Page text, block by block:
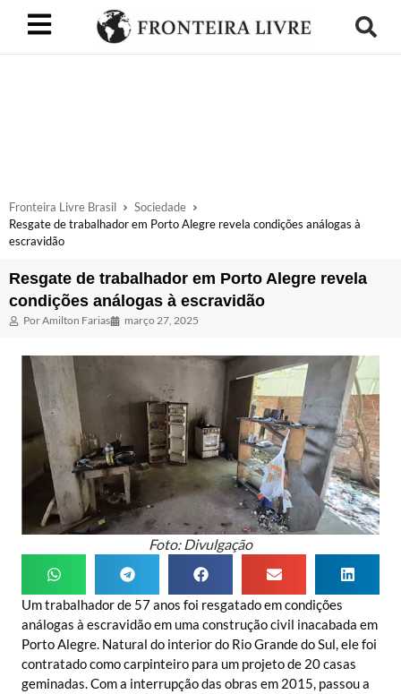
Fronteira Livre Brasil
Sociedade
Resgate de trabalhador em Porto Alegre revela condições análogas à
escravidão
Resgate de trabalhador em Porto Alegre revela
condições análogas à escravidão
PorAmilton Farias março 27, 2025
Foto: Divulgação
Um trabalhador de 57 anos foi resgatado em condições
análogas à escravidão em uma construção civil inacabada em
Porto Alegre. Natural do interior do Rio Grande do Sul, ele foi
contratado como carpinteiro para um projeto de 20 casas
geminadas. Com a interrupção das obras em 2015, passou a